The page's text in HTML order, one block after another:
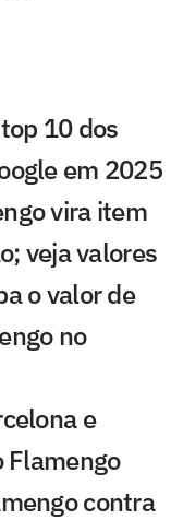
10 dos
em 2025
vira item
veja valores
o valor de
no
e
Flamengo
contra